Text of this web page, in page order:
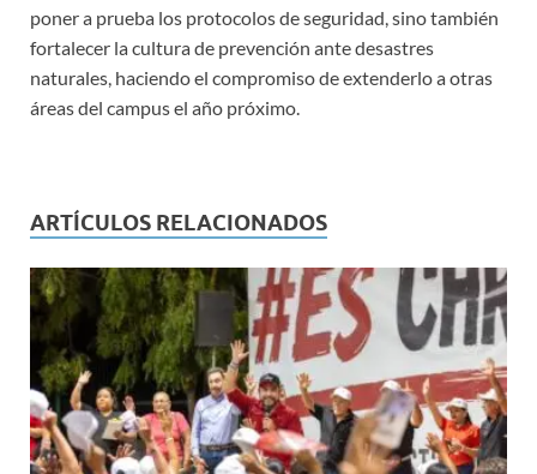
poner a prueba los protocolos de seguridad, sino también
fortalecer la cultura de prevención ante desastres
naturales, haciendo el compromiso de extenderlo a otras
áreas del campus el año próximo.
ARTÍCULOS RELACIONADOS